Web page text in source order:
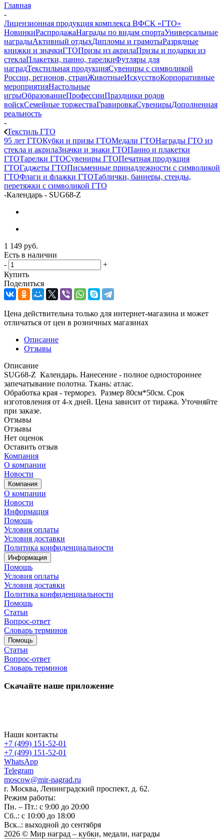
Главная
-
Лицензионная продукция комплекса ВФСК «ГТО»
НовинкиРаспродажаНаграды по видам спортаУниверсальные
наградыАктивный отдыхДипломы и грамотыРазрядные
книжки и значкиГТОПризы из акрилаПризы и подарки из
стеклаПлакетки, панно, тарелкиФутляры для
наградТекстильная продукцияСувениры с символикой
России, регионов, странЖивотныеИскусствоКорпоративные
мероприятияНастольные
игрыОбразованиеПрофессииПраздники родов
войскСемейные торжестваГравировкаСувенирыДополненная
реальность
-
Текстиль ГТО
95 лет ГТОКубки и призы ГТОМедали ГТОНаграды ГТО из
стекла и акрилаЗначки и знаки ГТОПанно и плакетки
ГТОТарелки ГТОСувениры ГТОПечатная продукция
ГТОГаджеты ГТОПисьменные принадлежности с символикой
ГТОФлаги и флажки ГТОТаблички, баннеры, стенды,
перетяжки с символикой ГТО
-Календарь - SUG68-Z
1 149 руб.
Есть в наличии
-
+
Купить
Поделиться
Цена действительна только для интернет-магазина и может
отличаться от цен в розничных магазинах
Описание
Отзывы
Описание
SUG68-Z Календарь. Нанесение - полное одностороннее
запечатывание полотна. Ткань: атлас.
Обработка края - терморез. Размер 80см*50см. Cрок
изготовления от 4-х дней. Цена зависит от тиража. Уточняйте
при заказе.
Отзывы
Отзывы
Нет оценок
Оставить отзыв
Компания
О компании
Новости
Компания
О компании
Новости
Информация
Помощь
Условия оплаты
Условия доставки
Политика конфиденциальности
Информация
Помощь
Условия оплаты
Условия доставки
Политика конфиденциальности
Помощь
Статьи
Вопрос-ответ
Словарь терминов
Помощь
Статьи
Вопрос-ответ
Словарь терминов
Скачайте наше приложение
Наши контакты
+7 (499) 151-52-01
+7 (499) 151-52-01
WhatsApp
Telegram
moscow@mir-nagrad.ru
г. Москва, Ленинградский проспект, д. 62.
Режим работы:
Пн. – Пт.: с 9:00 до 20:00
Сб..: с 10:00 до 18:00
Вск..: выходной до сентября
2026 © Мир наград – кубки, медали, награды